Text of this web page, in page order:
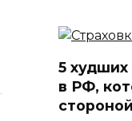
5
в РФ,
стороной